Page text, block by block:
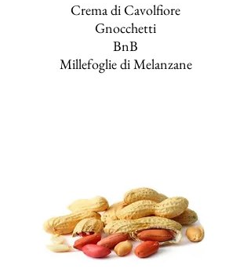
Crema di Cavolfiore
Gnocchetti
BnB
Millefoglie di Melanzane